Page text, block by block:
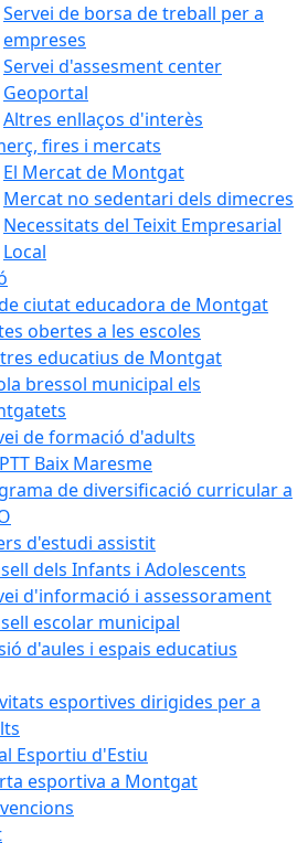
Servei de borsa de treball per a
empreses
Servei d'assesment center
Geoportal
Altres enllaços d'interès
fires i mercats
El Mercat de Montgat
Mercat no sedentari dels dimecres
Necessitats del Teixit Empresarial
Local
ciutat educadora de Montgat
obertes a les escoles
educatius de Montgat
bressol municipal els
de formació d'adults
Baix Maresme
de diversificació curricular a
d'estudi assistit
dels Infants i Adolescents
d'informació i assessorament
escolar municipal
d'aules i espais educatius
esportives dirigides per a
Esportiu d'Estiu
esportiva a Montgat